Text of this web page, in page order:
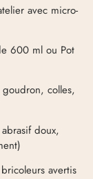
avec micro-
600 ml ou Pot
colles,
doux,
avertis